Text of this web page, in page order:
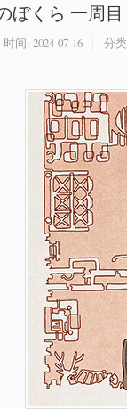
ぼくら 一周目
时间: 2024-07-16 分